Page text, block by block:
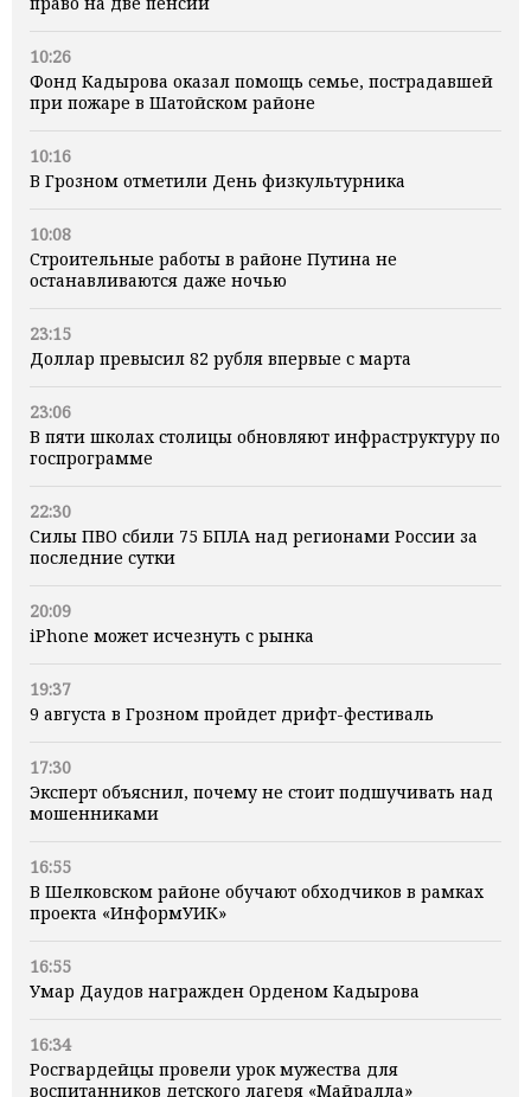
10:26
Фонд Кадырова оказал помощь семье, пострадавшей
при пожаре в Шатойском районе
10:16
В Грозном отметили День физкультурника
10:08
Строительные работы в районе Путина не
останавливаются даже ночью
23:15
Доллар превысил 82 рубля впервые с марта
23:06
В пяти школах столицы обновляют инфраструктуру по
госпрограмме
22:30
Силы ПВО сбили 75 БПЛА над регионами России за
последние сутки
20:09
iPhone может исчезнуть с рынка
19:37
9 августа в Грозном пройдет дрифт-фестиваль
17:30
Эксперт объяснил, почему не стоит подшучивать над
мошенниками
16:55
В Шелковском районе обучают обходчиков в рамках
проекта «ИнформУИК»
16:55
Умар Даудов награжден Орденом Кадырова
16:34
Росгвардейцы провели урок мужества для
воспитанников детского лагеря «Майралла»